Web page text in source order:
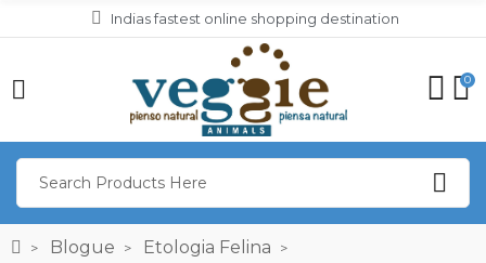
Indias fastest online shopping destination
0
Blogue Etologia Felina